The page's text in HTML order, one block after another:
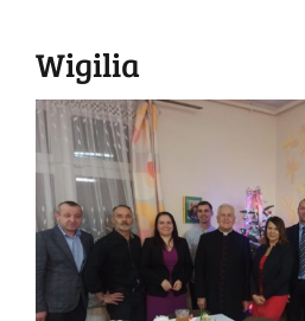
Wigilia
Pokaż
większy
obrazek